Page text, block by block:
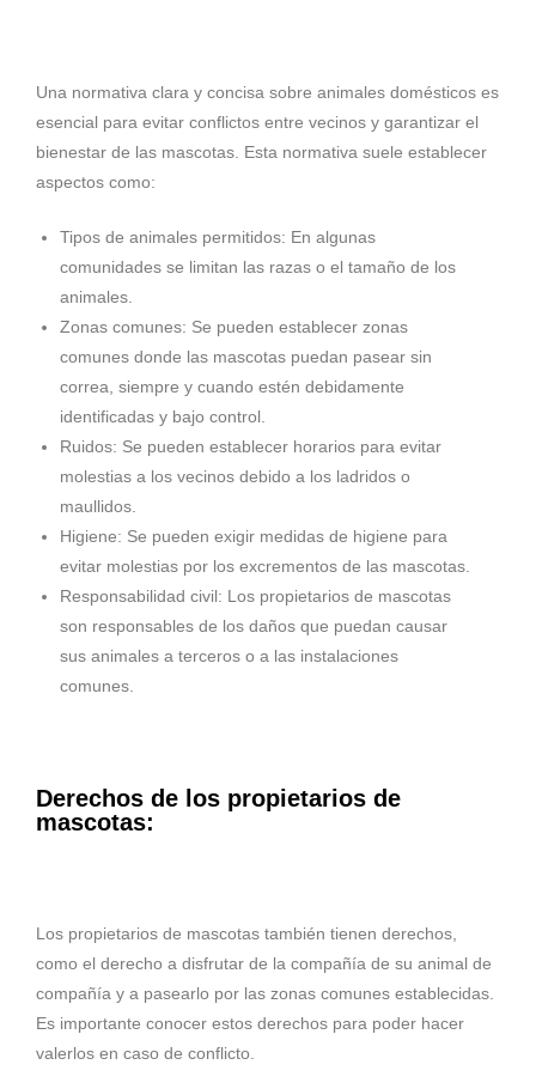
Una normativa clara y concisa sobre animales domésticos es
esencial para evitar conflictos entre vecinos y garantizar el
bienestar de las mascotas. Esta normativa suele establecer
aspectos como:
Tipos de animales permitidos: En algunas
comunidades se limitan las razas o el tamaño de los
animales.
Zonas comunes: Se pueden establecer zonas
comunes donde las mascotas puedan pasear sin
correa, siempre y cuando estén debidamente
identificadas y bajo control.
Ruidos: Se pueden establecer horarios para evitar
molestias a los vecinos debido a los ladridos o
maullidos.
Higiene: Se pueden exigir medidas de higiene para
evitar molestias por los excrementos de las mascotas.
Responsabilidad civil: Los propietarios de mascotas
son responsables de los daños que puedan causar
sus animales a terceros o a las instalaciones
comunes.
Derechos de los propietarios de
mascotas:
Los propietarios de mascotas también tienen derechos,
como el derecho a disfrutar de la compañía de su animal de
compañía y a pasearlo por las zonas comunes establecidas.
Es importante conocer estos derechos para poder hacer
valerlos en caso de conflicto.